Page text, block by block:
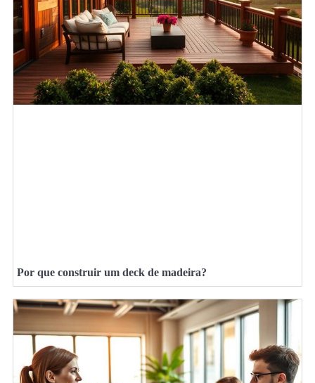
Por que construir um deck de madeira?